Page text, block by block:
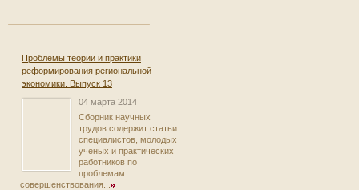
Проблемы теории и практики
реформирования региональной
экономики. Выпуск 13
04 марта 2014
Сборник научных
трудов содержит статьи
специалистов, молодых
ученых и практических
работников по
проблемам
совершенствования...